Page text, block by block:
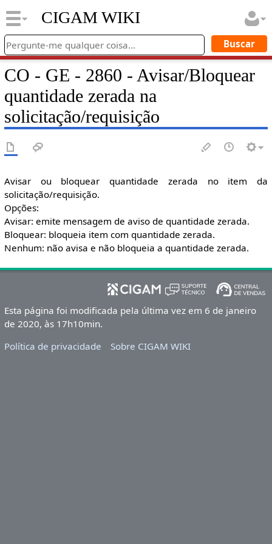
CIGAM WIKI
CO - GE - 2860 - Avisar/Bloquear
quantidade zerada na
solicitação/requisição
Avisar ou bloquear quantidade zerada no item da
solicitação/requisição.
Opções:
Avisar: emite mensagem de aviso de quantidade zerada.
Bloquear: bloqueia item com quantidade zerada.
Nenhum: não avisa e não bloqueia a quantidade zerada.
Esta página foi modificada pela última vez em 6 de janeiro
de 2020, às 17h10min.
Política de privacidade
Sobre CIGAM WIKI